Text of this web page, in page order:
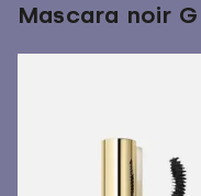
Mascara noir